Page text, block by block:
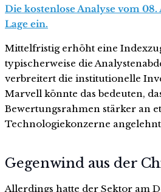
Die kostenlose Analyse vom
Lage ein.
Mittelfristig erhöht eine
typischerweise die
verbreitert die institutionelle
Marvell könnte das bedeuten,
Bewertungsrahmen stärker an
Technologiekonzerne
Gegenwind aus der
Allerdings hatte der Sektor am